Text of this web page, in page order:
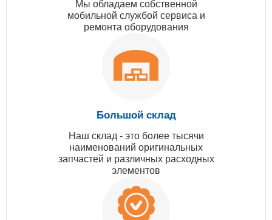
Мы обладаем собственной
мобильной службой сервиса и
ремонта оборудования
Большой склад
Наш склад - это более тысячи
наименований оригинальных
запчастей и различных расходных
элементов